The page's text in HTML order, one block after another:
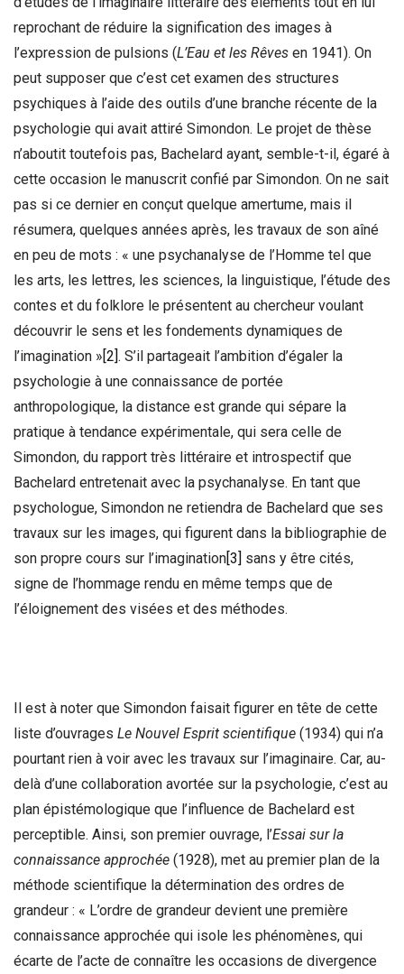
reprochant de réduire la signification des images à
l’expression de pulsions (L’Eau et les Rêves en 1941). On
peut supposer que c’est cet examen des structures
psychiques à l’aide des outils d’une branche récente de la
psychologie qui avait attiré Simondon. Le projet de thèse
n’aboutit toutefois pas, Bachelard ayant, semble-t-il, égaré à
cette occasion le manuscrit confié par Simondon. On ne sait
pas si ce dernier en conçut quelque amertume, mais il
résumera, quelques années après, les travaux de son aîné
en peu de mots : « une psychanalyse de l’Homme tel que
les arts, les lettres, les sciences, la linguistique, l’étude des
contes et du folklore le présentent au chercheur voulant
découvrir le sens et les fondements dynamiques de
l’imagination »[2]. S’il partageait l’ambition d’égaler la
psychologie à une connaissance de portée
anthropologique, la distance est grande qui sépare la
pratique à tendance expérimentale, qui sera celle de
Simondon, du rapport très littéraire et introspectif que
Bachelard entretenait avec la psychanalyse. En tant que
psychologue, Simondon ne retiendra de Bachelard que ses
travaux sur les images, qui figurent dans la bibliographie de
son propre cours sur l’imagination[3] sans y être cités,
signe de l’hommage rendu en même temps que de
l’éloignement des visées et des méthodes.
Il est à noter que Simondon faisait figurer en tête de cette
liste d’ouvrages Le Nouvel Esprit scientifique (1934) qui n’a
pourtant rien à voir avec les travaux sur l’imaginaire. Car, au-
delà d’une collaboration avortée sur la psychologie, c’est au
plan épistémologique que l’influence de Bachelard est
perceptible. Ainsi, son premier ouvrage, l’Essai sur la
connaissance approchée (1928), met au premier plan de la
méthode scientifique la détermination des ordres de
grandeur : « L’ordre de grandeur devient une première
connaissance approchée qui isole les phénomènes, qui
écarte de l’acte de connaître les occasions de divergence